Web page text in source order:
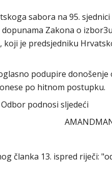
sabora na 95.
Zakona o
koji je predsjedniku
podupire
po hitnom postupku.
podnosi sljedeći
članka 13. ispred riječi: